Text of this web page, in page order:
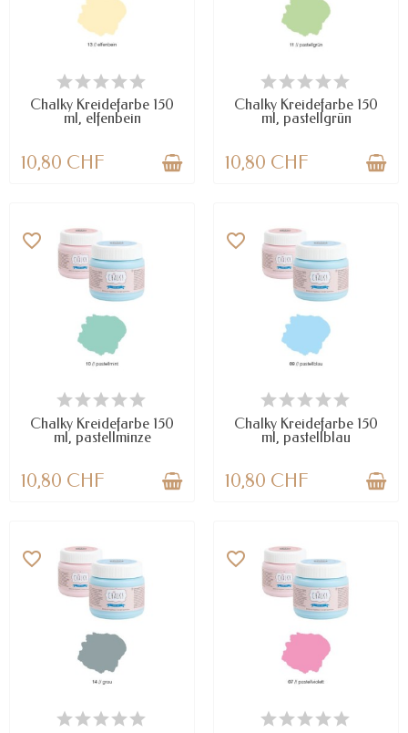
VERFÜGBAR
Chalky Kreidefarbe 150
ml, elfenbein
10,80 CHF
NUR NOCH WENIGE TEILE
VERFÜGBAR
Chalky Kreidefarbe 150
ml, pastellgrün
10,80 CHF
NUR NOCH WENIGE TEILE
VERFÜGBAR
favorite_border
Chalky Kreidefarbe 150
ml, pastellminze
10,80 CHF
NUR NOCH WENIGE TEILE
VERFÜGBAR
favorite_border
Chalky Kreidefarbe 150
ml, pastellblau
10,80 CHF
VERFÜGBAR
favorite_border
NUR NOCH WENIGE TEILE
VERFÜGBAR
favorite_border